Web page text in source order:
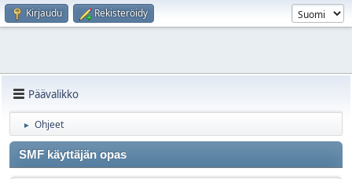
Kirjaudu Rekisteröidy
Päävalikko
► Ohjeet
SMF käyttäjän opas